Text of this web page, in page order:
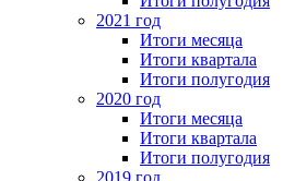
2021 год
Итоги месяца
Итоги квартала
Итоги полугодия
2020 год
Итоги месяца
Итоги квартала
Итоги полугодия
2019 год